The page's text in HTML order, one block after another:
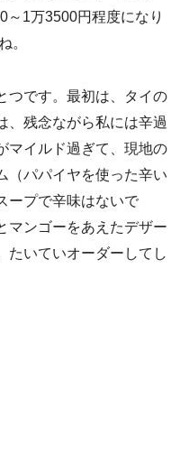
～1万3500円程度になり
。
つです。最初は、タイの
、残念ながら私には辛過
マイルド過ぎて、現地の
（パパイヤを使った辛い
ープで辛味はないで
マンゴーをあえたデザー
たいていオーダーしてし